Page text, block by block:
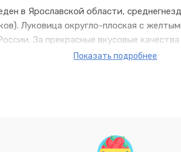
в Ярославской области,
Луковица округло-плоская с
За прекрасные вкусовые
выставке.Показать подробнее